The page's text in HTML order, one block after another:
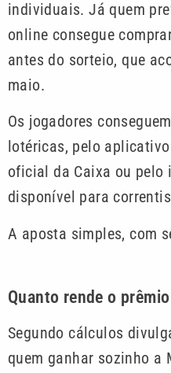
individuais. Já quem
online consegue
antes do sorteio, que
maio.
Os jogadores
lotéricas, pelo
oficial da Caixa ou pelo
disponível para
A aposta simples, com
Quanto rende o
Segundo cálculos
quem ganhar sozinho a